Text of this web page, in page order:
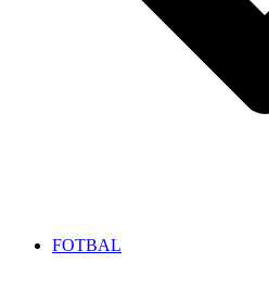
FOTBAL